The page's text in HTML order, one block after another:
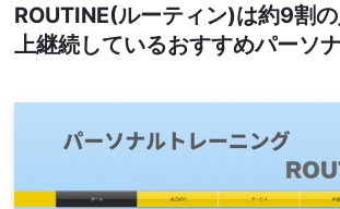
ROUTINE(ルーティン)は約9割
上継続しているおすすめパーソ